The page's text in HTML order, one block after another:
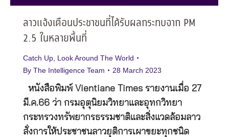
ลาวแจ้งเตือนประชาชนที่ได้รับผลกระทบจาก PM
2.5 ในหลายพื้นที่
Catch Up Look Around The World
By The Intelligence Team 28 March 2023
หนังสือพิมพ์ Vientiane Times รายงานเมื่อ 27
มี.ค.66 ว่า กรมอุตุนิยมวิทยาและอุทกวิทยา
กระทรวงทรัพยากรธรรมชาติและสิ่งแวดล้อมลาว
สั่งการให้ประชาชนลาวยุติการเผาขยะทุกชนิด